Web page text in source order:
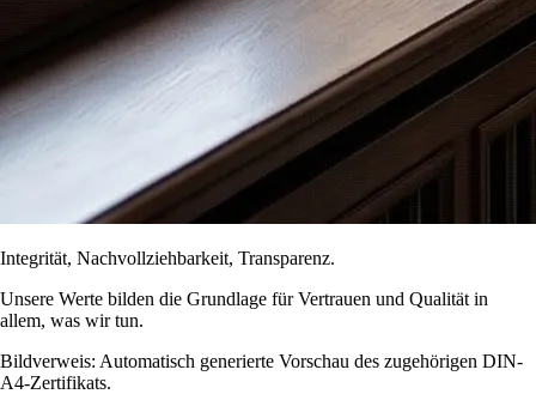
Integrität, Nachvollziehbarkeit, Transparenz.
Unsere Werte bilden die Grundlage für Vertrauen und Qualität in
allem, was wir tun.
Bildverweis: Automatisch generierte Vorschau des zugehörigen DIN-
A4-Zertifikats.